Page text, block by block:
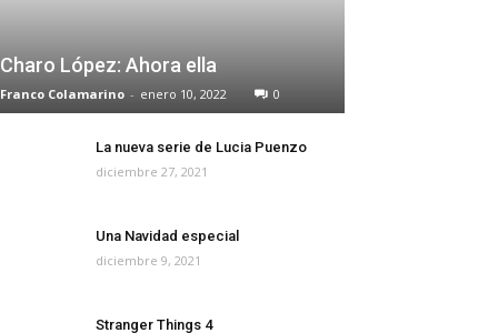
Charo López: Ahora ella
Franco Colamarino - enero 10, 2022 0
La nueva serie de Lucia Puenzo
diciembre 27, 2021
Una Navidad especial
diciembre 9, 2021
Stranger Things 4